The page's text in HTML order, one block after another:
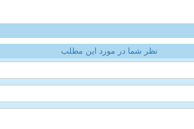
نظر شما در مورد این مطلب